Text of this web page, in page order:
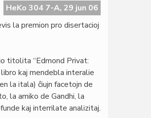
HeKo 304 7-A, 29 jun 06
la premion pro disertacioj
titolita “Edmond Privat:
libro kaj mendebla interalie
la itala) ĉiujn facetojn de
la amiko de Gandhi, la
kaj interrilate analizitaj.